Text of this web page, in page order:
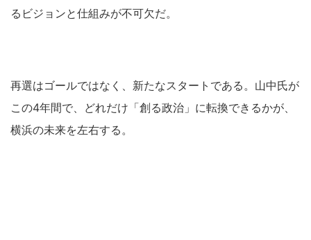
るビジョンと仕組みが不可欠だ。
再選はゴールではなく、新たなスタートである。山中氏が
この4年間で、どれだけ「創る政治」に転換できるかが、
横浜の未来を左右する。